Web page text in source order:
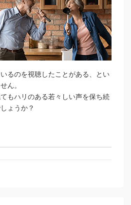
るのを視聴したことがある、とい
ん。
もハリのある若々しい声を保ち続
ょうか？